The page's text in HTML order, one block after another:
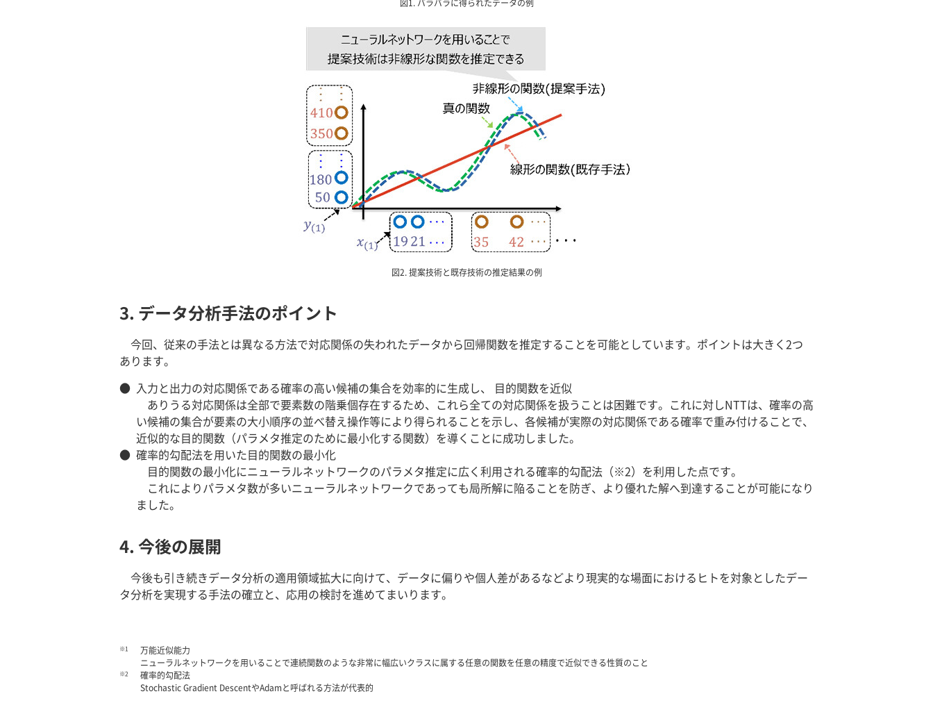
図1. バラバラに得られたデータの例
図2. 提案技術と既存技術の推定結果の例
3. データ分析手法のポイント
今回、従来の手法とは異なる方法で対応関係の失われたデータから回帰関数を推定することを可能としています。ポイントは大きく2つ
あります。
● 入力と出力の対応関係である確率の高い候補の集合を効率的に生成し、 目的関数を近似
ありうる対応関係は全部で要素数の階乗個存在するため、これら全ての対応関係を扱うことは困難です。これに対しNTTは、確率の高
い候補の集合が要素の大小順序の並べ替え操作等により得られることを示し、各候補が実際の対応関係である確率で重み付けることで、
近似的な目的関数（パラメタ推定のために最小化する関数）を導くことに成功しました。
● 確率的勾配法を用いた目的関数の最小化
目的関数の最小化にニューラルネットワークのパラメタ推定に広く利用される確率的勾配法（※2）を利用した点です。
これによりパラメタ数が多いニューラルネットワークであっても局所解に陥ることを防ぎ、より優れた解へ到達することが可能になり
ました。
4. 今後の展開
今後も引き続きデータ分析の適用領域拡大に向けて、データに偏りや個人差があるなどより現実的な場面におけるヒトを対象としたデー
タ分析を実現する手法の確立と、応用の検討を進めてまいります。
※1
万能近似能力
ニューラルネットワークを用いることで連続関数のような非常に幅広いクラスに属する任意の関数を任意の精度で近似できる性質のこと
※2
確率的勾配法
Stochastic Gradient DescentやAdamと呼ばれる方法が代表的